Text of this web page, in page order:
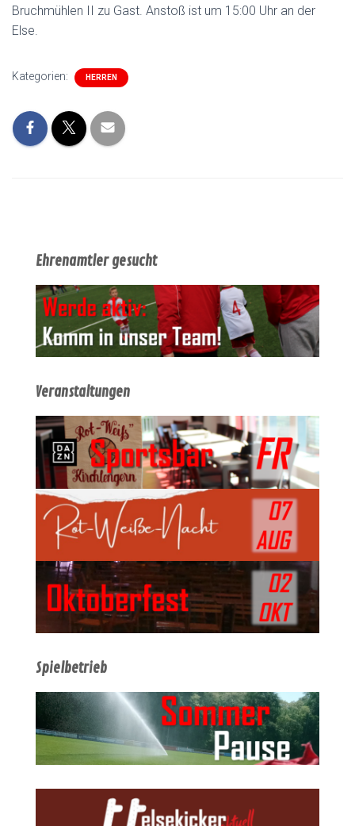
Bruchmühlen II zu Gast. Anstoß ist um 15:00 Uhr an der
Else.
Kategorien: HERREN
Ehrenamtler gesucht
Veranstaltungen
Spielbetrieb